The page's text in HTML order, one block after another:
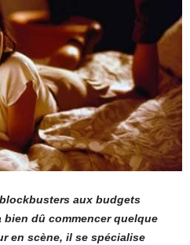
aux budgets
dû commencer quelque
en scène, il se spécialise